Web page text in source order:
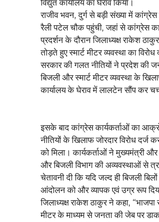
विद्युत कार्यालय का घेराव किया।
राजीव भवन, दुर्ग से बड़ी संख्या में
रैली पटेल चौक पहुंची, जहां से कांग्रेस
प्रदर्शन के दौरान जिलाध्यक्ष राकेश
तोड़ते हुए स्मार्ट मीटर व्यवस्था का
सरकार की गलत नीतियों ने प्रदेश की
बिजली और स्मार्ट मीटर व्यवस्था के
कार्यालय के घेराव में लालटेन सौंप कर
इसके बाद कांग्रेस कार्यकर्ताओं का
नीतियों के खिलाफ जोरदार विरोध
को मिला। कार्यकर्ताओं ने मुख्यमंत्री
और बिजली विभाग की अव्यवस्थाओं से
चेतावनी दी कि यदि जल्द ही बिजली
आंदोलन को और व्यापक एवं उग्र रूप
जिलाध्यक्ष राकेश ठाकुर ने कहा,
मीटर के माध्यम से जनता की जेब पर